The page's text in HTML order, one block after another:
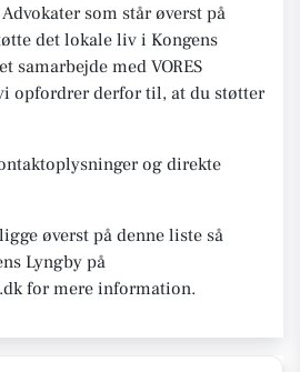
som står øverst på
det lokale liv i Kongens
samarbejde med VORES
opfordrer derfor til, at du støtter
og direkte
øverst på denne liste så
Lyngby på
for mere information.